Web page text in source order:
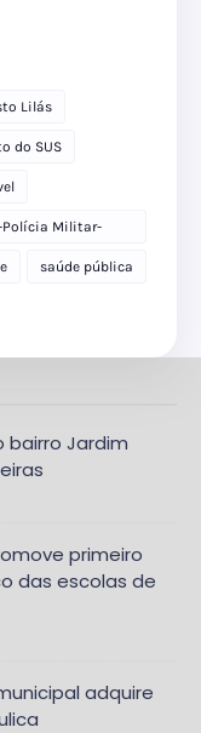
Lilás
do SUS
Polícia Militar-
saúde pública
bairro Jardim
primeiro
das escolas de
adquire